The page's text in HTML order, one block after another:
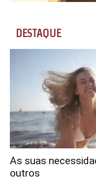
DESTAQUE
As suas
outros